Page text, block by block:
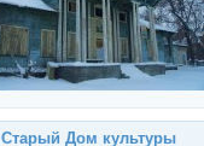
Старый Дом культуры